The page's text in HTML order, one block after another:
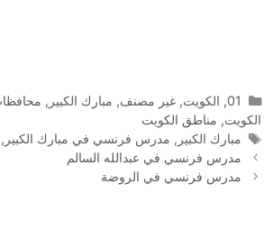
التصنيفات
01
, الكويت, غير مصنف, مبارك الكبير ,
الكويت, مناطق الكويت
الوسوم
مبارك الكبير , مدرس فرنسي في مبارك الكبير ,
مدرس فرنسي في عبدالله السالم
مدرس فرنسي في الروضة